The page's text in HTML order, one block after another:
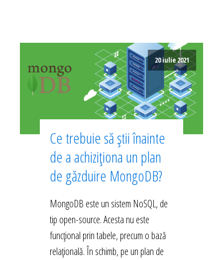
20 iulie 2021
Ce trebuie să știi înainte
de a achiziționa un plan
de găzduire MongoDB?
MongoDB este un sistem NoSQL, de
tip open-source. Acesta nu este
funcțional prin tabele, precum o bază
relațională. În schimb, pe un plan de